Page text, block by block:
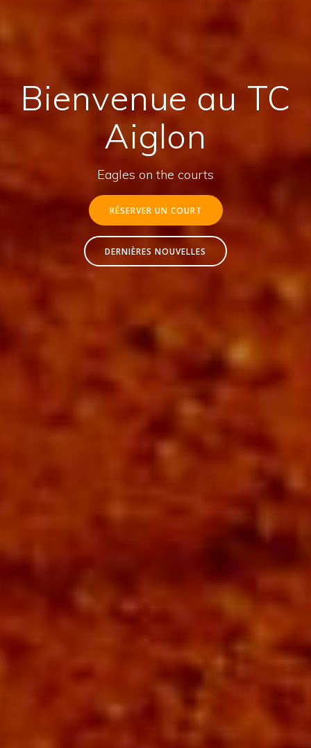
Bienvenue au TC
Aiglon
Eagles on the courts
RÉSERVER UN COURT
DERNIÈRES NOUVELLES